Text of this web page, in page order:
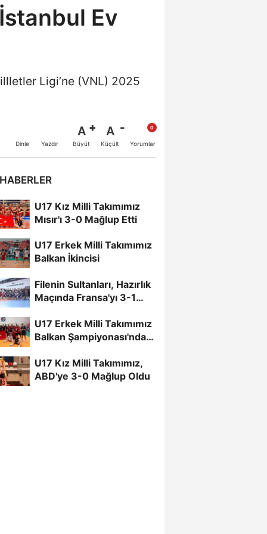
Ev
Ligi’ne (VNL) 2025
Dinle Yazdır
A
Büyüt
A
Küçült Yorumlar
U17 Kız Milli Takımımız
Mısır'ı 3-0 Mağlup Etti
U17 Erkek Milli Takımımız
Balkan İkincisi
Filenin Sultanları, Hazırlık
Maçında Fransa'yı 3-1
U17 Erkek Milli Takımımız
Balkan Şampiyonası'nda
U17 Kız Milli Takımımız,
ABD'ye 3-0 Mağlup Oldu